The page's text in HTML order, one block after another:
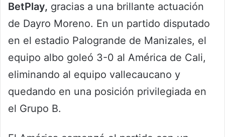
BetPlay, gracias a una brillante actuación
de Dayro Moreno. En un partido disputado
en el estadio Palogrande de Manizales, el
equipo albo goleó 3-0 al América de Cali,
eliminando al equipo vallecaucano y
quedando en una posición privilegiada en
el Grupo B.